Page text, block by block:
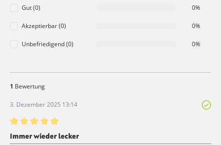
Gut (0) 0%
Akzeptierbar (0) 0%
Unbefriedigend (0) 0%
1 Bewertung
3. Dezember 2025 13:14
Bewertung mit 5 von 5 Sternen
Immer wieder lecker